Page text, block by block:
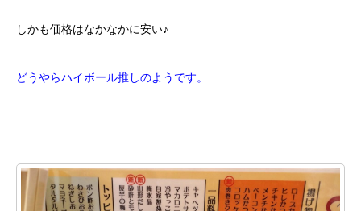
しかも価格はなかなかに安い♪
どうやらハイボール推しのようです。